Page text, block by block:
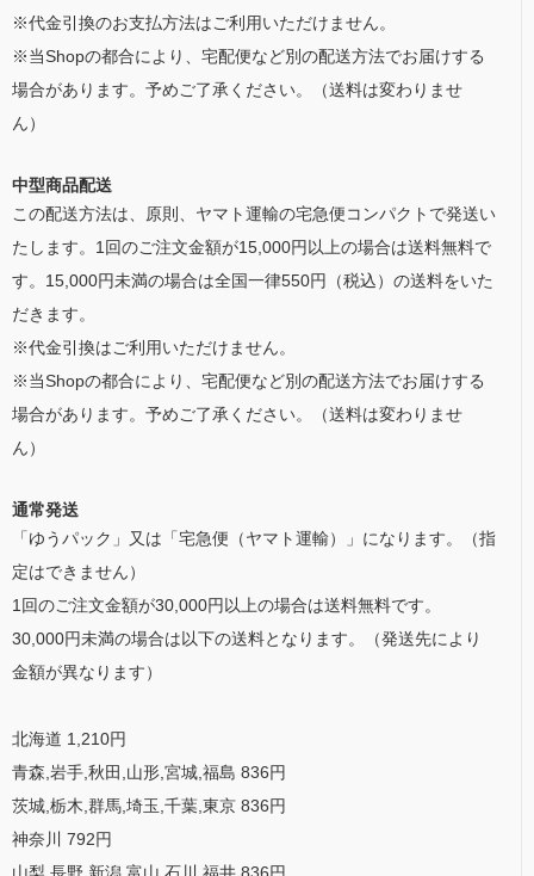
※代金引換のお支払方法はご利用いただけません。
※当Shopの都合により、宅配便など別の配送方法でお届けする
場合があります。予めご了承ください。（送料は変わりませ
ん）
中型商品配送
この配送方法は、原則、ヤマト運輸の宅急便コンパクトで発送い
たします。1回のご注文金額が15,000円以上の場合は送料無料で
す。15,000円未満の場合は全国一律550円（税込）の送料をいた
だきます。
※代金引換はご利用いただけません。
※当Shopの都合により、宅配便など別の配送方法でお届けする
場合があります。予めご了承ください。（送料は変わりませ
ん）
通常発送
「ゆうパック」又は「宅急便（ヤマト運輸）」になります。（指
定はできません）
1回のご注文金額が30,000円以上の場合は送料無料です。
30,000円未満の場合は以下の送料となります。（発送先により
金額が異なります）
北海道 1,210円
青森,岩手,秋田,山形,宮城,福島 836円
茨城,栃木,群馬,埼玉,千葉,東京 836円
神奈川 792円